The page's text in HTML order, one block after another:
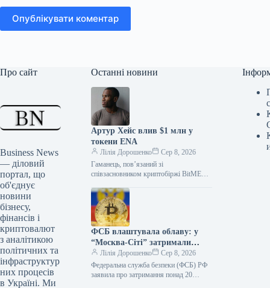
Опублікувати коментар
Про сайт
Business News
— діловий
портал, що
об'єднує
новини
бізнесу,
фінансів і
криптовалют
з аналітикою
політичних та
інфраструктур
них процесів
в Україні. Ми
Останні новини
Артур Хейс влив $1 млн у
токени ENA
Лілія Дорошенко
Сер 8, 2026
Гаманець, пов’язаний зі
співзасновником криптобіржі BitMEX
Maelstrom Артуром Хейсом (Arthur
Hayes), придбав 10,9 мільйона токенів
ENA…
ФСБ влаштувала облаву: у
“Москва-Сіті” затримали
співробітників
криптообмінників
Лілія Дорошенко
Сер 8, 2026
Федеральна служба безпеки (ФСБ) РФ
заявила про затримання понад 20